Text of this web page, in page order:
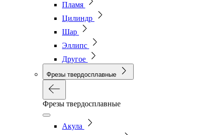
Пламя
Цилиндр
Шар
Эллипс
Другое
Фрезы твердосплавные
Фрезы твердосплавные
Акула